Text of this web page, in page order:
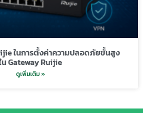
ในการตั้งค่าความปลอดภัยขั้นสูง
น Gateway Ruijie
ดูเพิ่มเติม »